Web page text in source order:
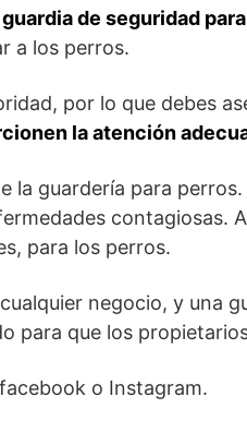
guardia de seguridad
a los perros.
por lo que debes
la atención
la guardería para
contagiosas.
para los perros.
negocio, y una
para que los
o Instagram.